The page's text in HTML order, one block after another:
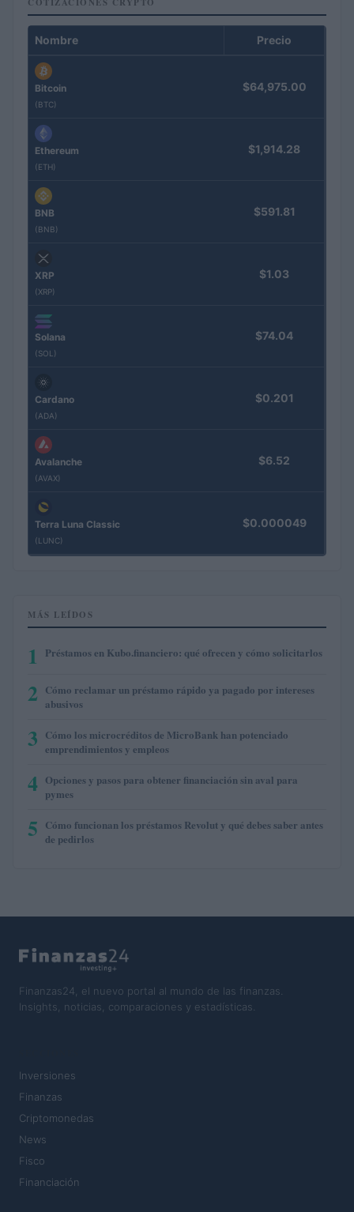
Nombre Precio
Bitcoin
(BTC)
$64,975.00
Ethereum
(ETH)
$1,914.28
BNB
(BNB)
$591.81
XRP
(XRP)
$1.03
Solana
(SOL)
$74.04
Cardano
(ADA)
$0.201
Avalanche
(AVAX)
$6.52
Terra Luna Classic
(LUNC)
$0.000049
MÁS LEÍDOS
1 Préstamos en Kubo.financiero: qué ofrecen y cómo solicitarlos
2 Cómo reclamar un préstamo rápido ya pagado por intereses
abusivos
3 Cómo los microcréditos de MicroBank han potenciado
emprendimientos y empleos
4 Opciones y pasos para obtener financiación sin aval para
pymes
5 Cómo funcionan los préstamos Revolut y qué debes saber antes
de pedirlos
Finanzas24, el nuevo portal al mundo de las finanzas.
Insights, noticias, comparaciones y estadísticas.
Inversiones
Finanzas
Criptomonedas
News
Fisco
Financiación